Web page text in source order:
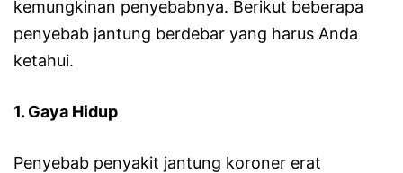
kemungkinan penyebabnya. Berikut beberapa
penyebab jantung berdebar yang harus Anda
ketahui.
1. Gaya Hidup
Penyebab penyakit jantung koroner erat